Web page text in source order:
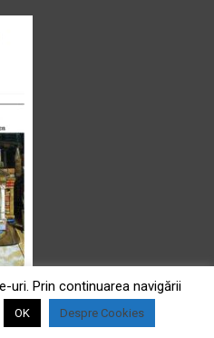
Prin continuarea navigării
OK Despre Cookies